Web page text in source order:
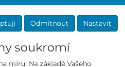
Odmítnout Nastavit
soukromí
míru. Na základě Vašeho